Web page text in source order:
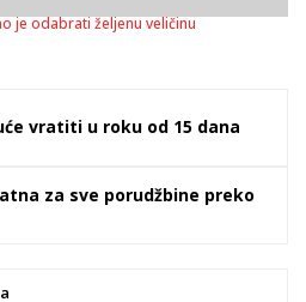
je odabrati željenu veličinu
vratiti u roku od 15 dana
za sve porudžbine preko